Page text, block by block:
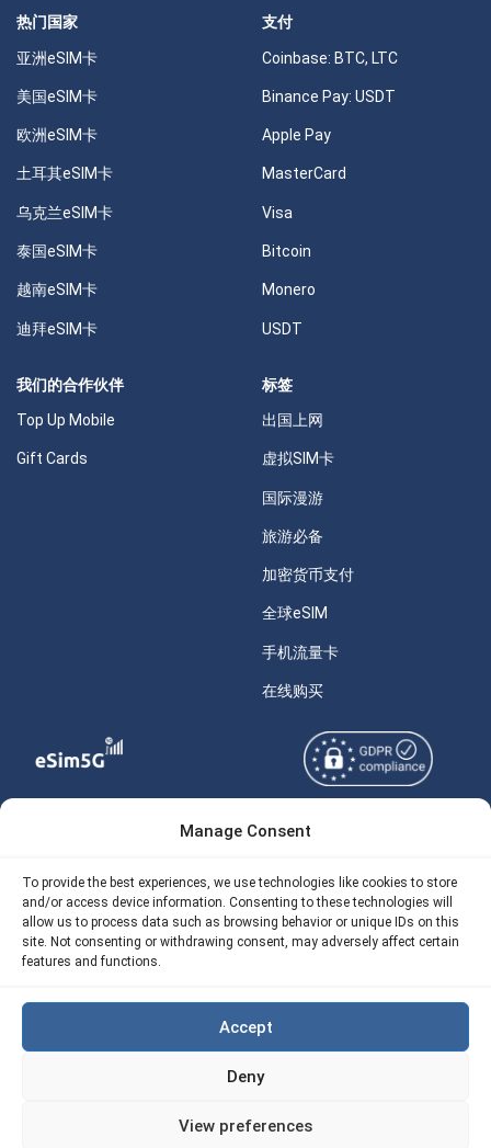
Manage Consent
To provide the best experiences, we use technologies like cookies to store
and/or access device information. Consenting to these technologies will
allow us to process data such as browsing behavior or unique IDs on this
site. Not consenting or withdrawing consent, may adversely affect certain
features and functions.
Accept
Deny
View preferences
热门国家
亚洲eSIM卡
美国eSIM卡
欧洲eSIM卡
土耳其eSIM卡
乌克兰eSIM卡
泰国eSIM卡
越南eSIM卡
迪拜eSIM卡
支付
Coinbase: BTC, LTC
Binance Pay: USDT
Apple Pay
MasterCard
Visa
Bitcoin
Monero
USDT
我们的合作伙伴
Top Up Mobile
Gift Cards
标签
出国上网
虚拟SIM卡
国际漫游
旅游必备
加密货币支付
全球eSIM
手机流量卡
在线购买
Your Tickets
免费eSIM流量计算器
我们的 API
eSIM5G 退款政策
Copyright © 2026
使用条款
隐私政策
Site Map